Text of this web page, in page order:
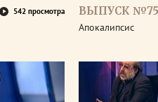
542 просмотра ВЫПУСК №75
Апокалипсис